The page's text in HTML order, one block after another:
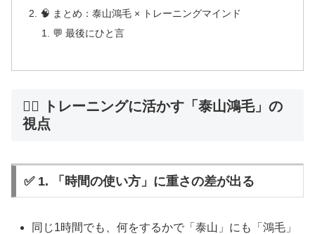
🧠 まとめ：泰山鴻毛 × トレーニングマインド
💬 最後にひと言
🏋️‍♂️ トレーニングに活かす「泰山鴻毛」の
視点
✅ 1. 「時間の使い方」に重さの差が出る
同じ1時間でも、何をするかで「泰山」にも「鴻毛」